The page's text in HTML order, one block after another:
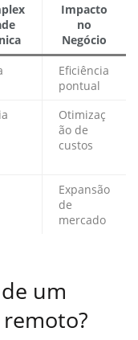
Impacto
no
Negócio
Eficiência
pontual
Otimizaç
ão de
custos
Expansão
de
mercado
um